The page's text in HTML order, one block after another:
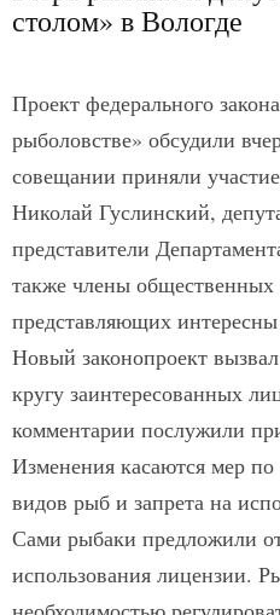
столом» в Вологде
Проект федерального
рыболовстве» обсудили
совещании приняли
Николай Гуслинский,
представители
также члены общественных
представляющих
Новый законопроект
кругу заинтересованных
комментарии послужили
Изменения касаются мер
видов рыб и запрета на
Сами рыбаки предложили
использования лицензии.